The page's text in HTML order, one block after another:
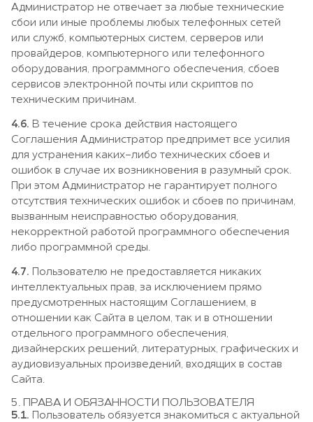
Администратор не отвечает за любые технические
сбои или иные проблемы любых телефонных сетей
или служб, компьютерных систем, серверов или
провайдеров, компьютерного или телефонного
оборудования, программного обеспечения, сбоев
сервисов электронной почты или скриптов по
техническим причинам.
4.6. В течение срока действия настоящего
Соглашения Администратор предпримет все усилия
для устранения каких-либо технических сбоев и
ошибок в случае их возникновения в разумный срок.
При этом Администратор не гарантирует полного
отсутствия технических ошибок и сбоев по причинам,
вызванным неисправностью оборудования,
некорректной работой программного обеспечения
либо программной среды.
4.7. Пользователю не предоставляется никаких
интеллектуальных прав, за исключением прямо
предусмотренных настоящим Соглашением, в
отношении как Сайта в целом, так и в отношении
отдельного программного обеспечения,
дизайнерских решений, литературных, графических и
аудиовизуальных произведений, входящих в состав
Сайта.
5. ПРАВА И ОБЯЗАННОСТИ ПОЛЬЗОВАТЕЛЯ
5.1. Пользователь обязуется знакомиться с актуальной